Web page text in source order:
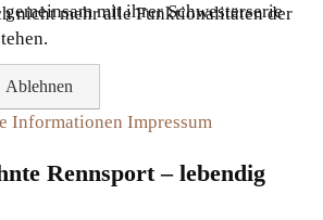
mit ihrer Schwesterserie
Rennsport – lebendig
nicht mehr alle Funktionalitäten der
Ablehnen
Informationen Impressum